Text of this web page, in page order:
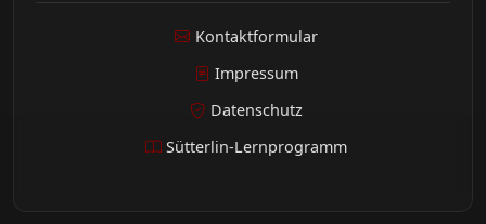
Kontaktformular
Impressum
Datenschutz
Sütterlin-Lernprogramm